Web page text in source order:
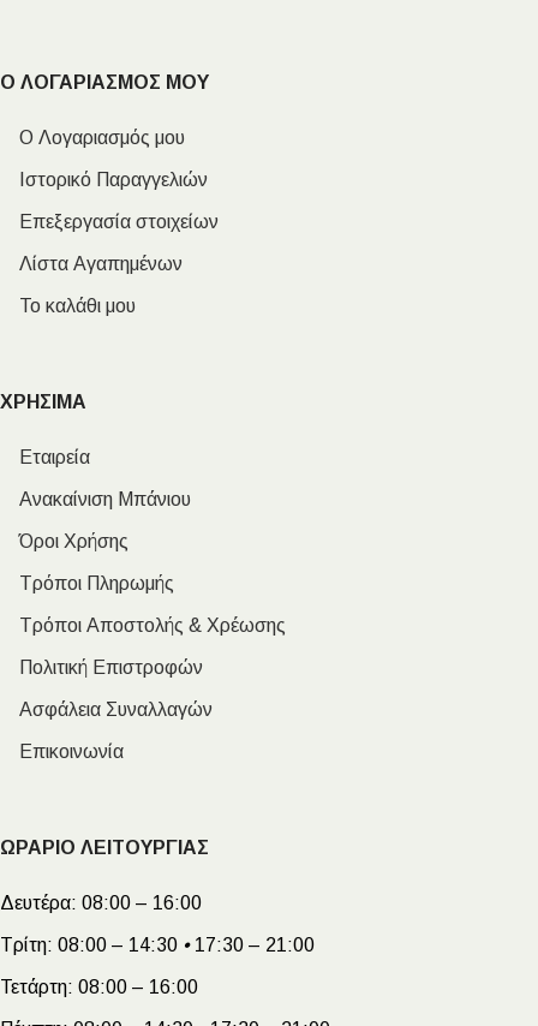
Ο ΛΟΓΑΡΙΑΣΜΟΣ ΜΟΥ
Ο Λογαριασμός μου
Ιστορικό Παραγγελιών
Επεξεργασία στοιχείων
Λίστα Αγαπημένων
Το καλάθι μου
ΧΡΗΣΙΜΑ
Εταιρεία
Ανακαίνιση Μπάνιου
Όροι Χρήσης
Τρόποι Πληρωμής
Τρόποι Αποστολής & Χρέωσης
Πολιτική Επιστροφών
Ασφάλεια Συναλλαγών
Επικοινωνία
ΩΡΑΡΙΟ ΛΕΙΤΟΥΡΓΙΑΣ
Δευτέρα: 08:00 – 16:00
Τρίτη: 08:00 – 14:30 •17:30 – 21:00
Τετάρτη: 08:00 – 16:00